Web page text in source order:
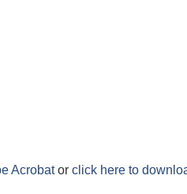
Acrobator click here to